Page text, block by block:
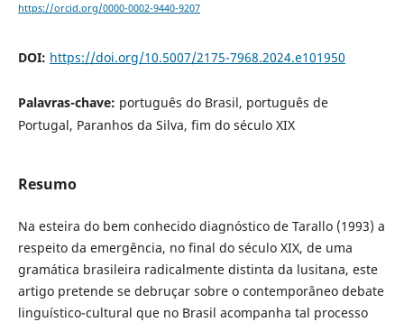
https://orcid.org/0000-0002-9440-9207
DOI: https://doi.org/10.5007/2175-7968.2024.e101950
Palavras-chave: português do Brasil, português de
Portugal, Paranhos da Silva, fim do século XIX
Resumo
Na esteira do bem conhecido diagnóstico de Tarallo (1993) a
respeito da emergência, no final do século XIX, de uma
gramática brasileira radicalmente distinta da lusitana, este
artigo pretende se debruçar sobre o contemporâneo debate
linguístico-cultural que no Brasil acompanha tal processo